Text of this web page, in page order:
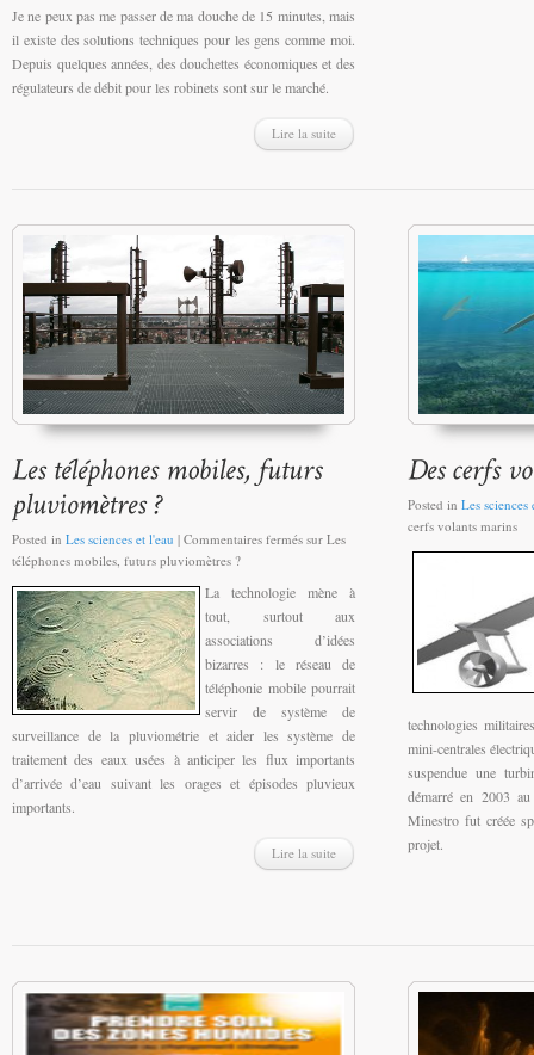
Je ne peux pas me passer de ma douche de 15 minutes, mais
il existe des solutions techniques pour les gens comme moi.
Depuis quelques années, des douchettes économiques et des
régulateurs de débit pour les robinets sont sur le marché.
Lire la suite
Posted in Les sciences et l'eau | Commentaires fermés sur Les
téléphones mobiles, futurs pluviomètres ?
La technologie mène à
tout, surtout aux
associations d’idées
bizarres : le réseau de
téléphonie mobile pourrait
servir de système de
surveillance de la pluviométrie et aider les système de
traitement des eaux usées à anticiper les flux importants
d’arrivée d’eau suivant les orages et épisodes pluvieux
importants.
Lire la suite
Posted in Les sciences
cerfs volants marins
technologies
mini-centrales
suspendue une
démarré en 2003
Minestro fut créée
projet.